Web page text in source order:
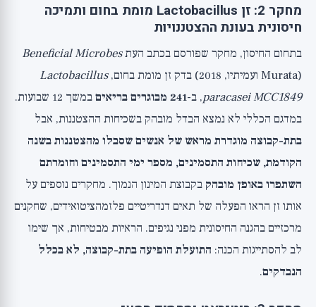
מחקר 2: זן Lactobacillus מומת בחום ותמיכה
חיסונית בעונת ההצטננויות
בתחום החיסון, מחקר שפורסם בכתב העתBeneficial Microbes
(Murata ועמיתיו, 2018) בדק זן מומת בחום,
Lactobacillus
paracasei MCC1849, ב-241 מבוגרים בריאים
במשך 12 שבועות.
במדגם הכללי לא נמצא הבדל מובהק בשכיחות ההצטננות, אבל
בתת-קבוצה מוגדרת מראש של אנשים שסבלו מהצטננות בשנה
הקודמת, שכיחות התסמינים, מספר ימי התסמינים וחומרתם
השתפרו באופן מובהק בקבוצת המינון הנמוך. מחקרים נוספים על
אותו זן הראו הפעלה של תאים דנדריטיים פלזמהציטואידים, שחקנים
מרכזיים בהגנה החיסונית מפני נגיפים. הראיות מבטיחות, אך שימו
לב להסתייגות הכנה: התועלת הופיעה בתת-קבוצה, לא בכלל
הנבדקים.